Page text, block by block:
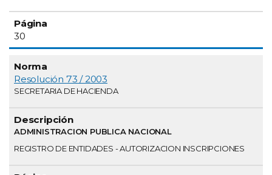
30
Resolución 73 / 2003
SECRETARIA DE HACIENDA
ADMINISTRACION PUBLICA NACIONAL
REGISTRO DE ENTIDADES - AUTORIZACION INSCRIPCIONES